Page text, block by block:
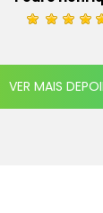
VER MAIS